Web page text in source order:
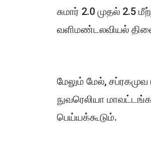
சுமார் 2.0 முதல் 2.5
வளிமண்டலவியல்
மேலும் மேல்,
நுவரெலியா
பெய்யக்கூடும்.